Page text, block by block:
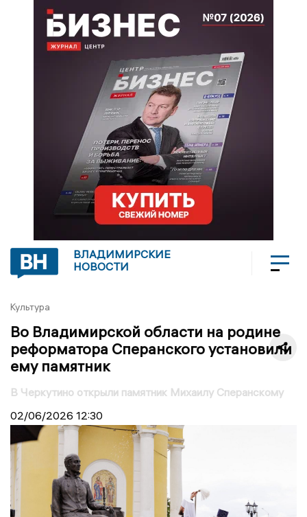
ВЛАДИМИРСКИЕ
НОВОСТИ
Культура
Во Владимирской области на родине
реформатора Сперанского установили
ему памятник
В Черкутино открыли памятник Михаилу Сперанскому
02/06/2026 12:30